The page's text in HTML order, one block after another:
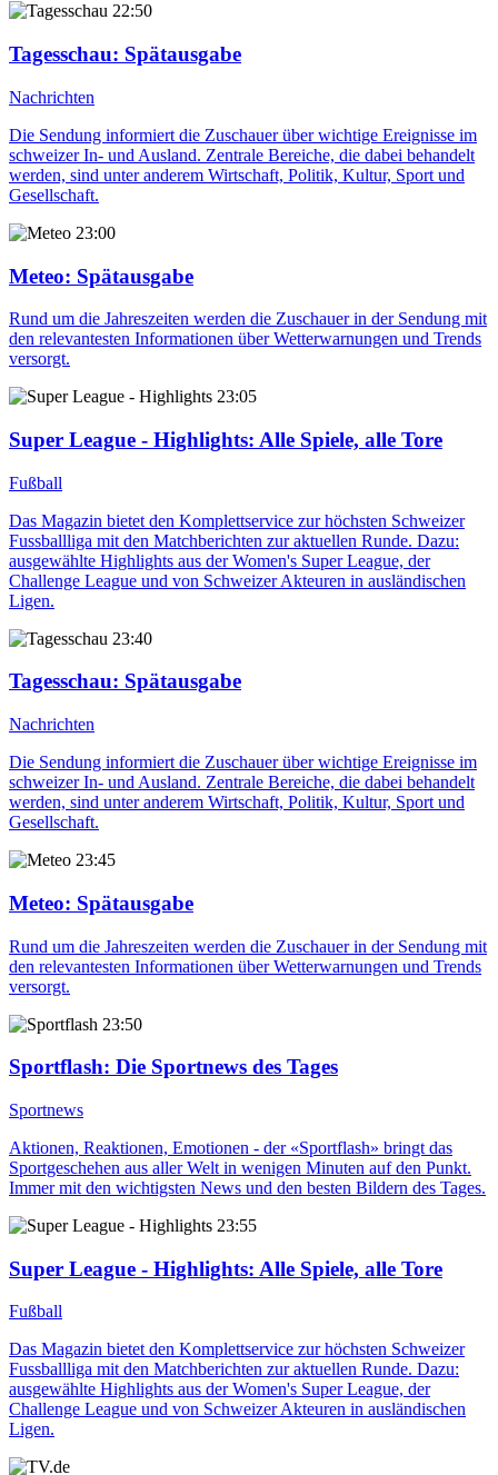
22:50
Tagesschau: Spätausgabe
Nachrichten
Die Sendung informiert die Zuschauer über wichtige Ereignisse im
schweizer In- und Ausland. Zentrale Bereiche, die dabei behandelt
werden, sind unter anderem Wirtschaft, Politik, Kultur, Sport und
Gesellschaft.
23:00
Meteo: Spätausgabe
Rund um die Jahreszeiten werden die Zuschauer in der Sendung mit
den relevantesten Informationen über Wetterwarnungen und Trends
versorgt.
23:05
Super League - Highlights: Alle Spiele, alle Tore
Fußball
Das Magazin bietet den Komplettservice zur höchsten Schweizer
Fussballliga mit den Matchberichten zur aktuellen Runde. Dazu:
ausgewählte Highlights aus der Women's Super League, der
Challenge League und von Schweizer Akteuren in ausländischen
Ligen.
23:40
Tagesschau: Spätausgabe
Nachrichten
Die Sendung informiert die Zuschauer über wichtige Ereignisse im
schweizer In- und Ausland. Zentrale Bereiche, die dabei behandelt
werden, sind unter anderem Wirtschaft, Politik, Kultur, Sport und
Gesellschaft.
23:45
Meteo: Spätausgabe
Rund um die Jahreszeiten werden die Zuschauer in der Sendung mit
den relevantesten Informationen über Wetterwarnungen und Trends
versorgt.
23:50
Sportflash: Die Sportnews des Tages
Sportnews
Aktionen, Reaktionen, Emotionen - der «Sportflash» bringt das
Sportgeschehen aus aller Welt in wenigen Minuten auf den Punkt.
Immer mit den wichtigsten News und den besten Bildern des Tages.
23:55
Super League - Highlights: Alle Spiele, alle Tore
Fußball
Das Magazin bietet den Komplettservice zur höchsten Schweizer
Fussballliga mit den Matchberichten zur aktuellen Runde. Dazu:
ausgewählte Highlights aus der Women's Super League, der
Challenge League und von Schweizer Akteuren in ausländischen
Ligen.